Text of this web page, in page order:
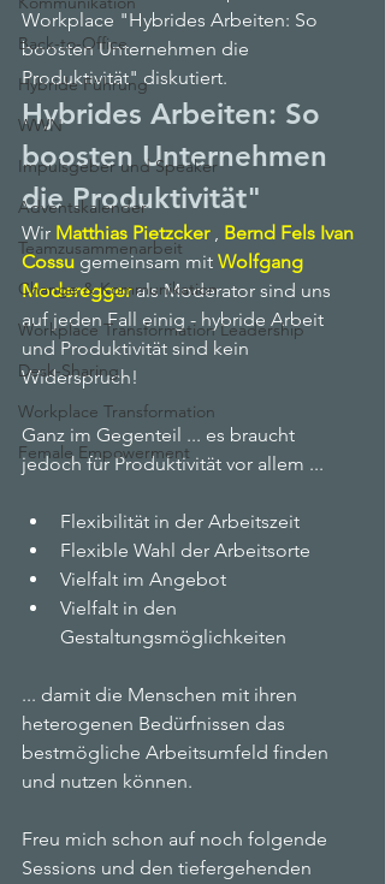
Back-to-Office
Hybride Führung
WWN
Impulsgeber und Speaker
Adventskalender
Teamzusammenarbeit
Change & Kommunikation
Workplace Transformation Leadership
Desk-Sharing
Workplace Transformation
Female Empowerment
Workplace "Hybrides Arbeiten: So
boosten Unternehmen die
Produktivität" diskutiert.
Hybrides Arbeiten: So
boosten Unternehmen
die Produktivität"
Wir Matthias Pietzcker , Bernd Fels Ivan
Cossu gemeinsam mit Wolfgang
Moderegger als Moderator sind uns
auf jeden Fall einig - hybride Arbeit
und Produktivität sind kein
Widerspruch!
Ganz im Gegenteil ... es braucht
jedoch für Produktivität vor allem ...
Flexibilität in der Arbeitszeit
Flexible Wahl der Arbeitsorte
Vielfalt im Angebot
Vielfalt in den
Gestaltungsmöglichkeiten
... damit die Menschen mit ihren
heterogenen Bedürfnissen das
bestmögliche Arbeitsumfeld finden
und nutzen können.
Freu mich schon auf noch folgende
Sessions und den tiefergehenden